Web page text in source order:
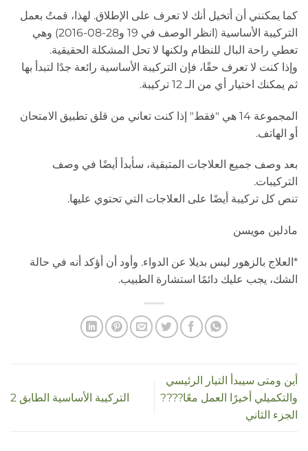
كما يمكنني أن أتخيل أنك لا تعرف على الإطلاق. لهذا، قمتُ بعمل
التركيبة الأساسية (انظر الوصف في 19 و28-08-2016) وهي
تعطي راحة البال للنظام ولكنها لا تحل المشكلة الحقيقية.
وإذا كنت لا تعرف حقًا، فإن التركيبة الأساسية رائعة جدًا لتبدأ بها
ثم يمكنك اختيار أي من الـ 12 تركيبة.
المجموعة 14 هي "فقط" إذا كنت تعاني من قلق تطبيق الامتحان
أو الهاتف.
بعد وصف جميع العلاجات المتبقية، سأبدأ أيضًا في وصف
التركيبات.
تنص كل تركيبة أيضًا على العلاجات التي تحتوي عليها.
مادلين مويسن
*العلاج بالزهور ليس بديلا عن الدواء. وأود أن أؤكد أنه في حالة
الشك، يجب عليك دائمًا استشارة الطبيب.
أين ومتى سيبدأ التيار الرئيسي
والتكميلي أخيرًا العمل معًا????
الجزء الثاني
التركيبة الأساسية الطابق 2